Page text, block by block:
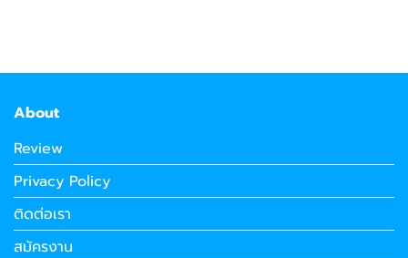
About
Review
Privacy Policy
ติดต่อเรา
สมัครงาน